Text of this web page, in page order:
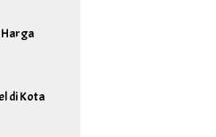
di Kota